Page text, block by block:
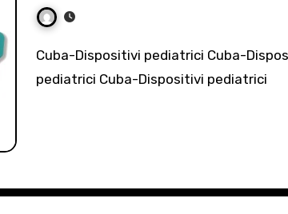
Cuba-Dispositivi pediatrici Cuba-Dispositivi
pediatrici Cuba-Dispositivi pediatrici